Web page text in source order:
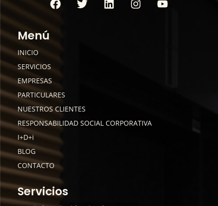
Menú
INICIO
SERVICIOS
EMPRESAS
PARTICULARES
NUESTROS CLIENTES
RESPONSABILIDAD SOCIAL CORPORATIVA
I+D+i
BLOG
CONTACTO
Servicios